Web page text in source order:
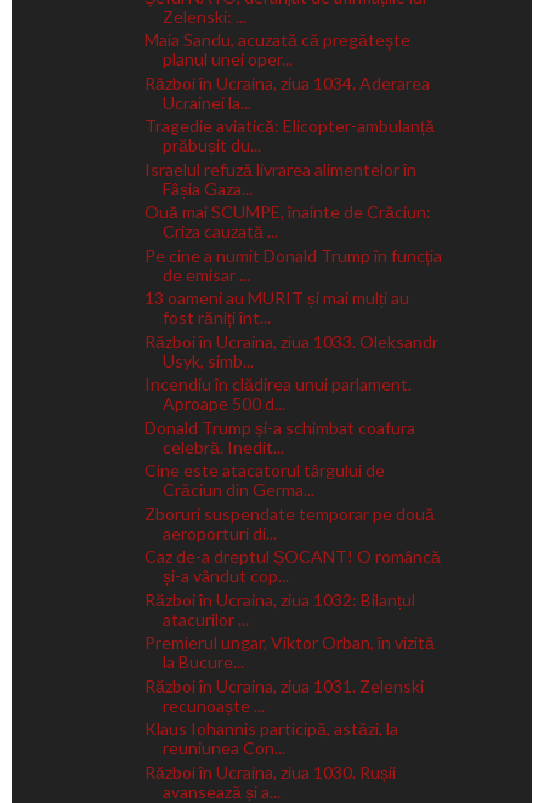
Zelenski: ...
Maia Sandu, acuzată că pregăteşte
planul unei oper...
Război în Ucraina, ziua 1034. Aderarea
Ucrainei la...
Tragedie aviatică: Elicopter-ambulanță
prăbușit du...
Israelul refuză livrarea alimentelor în
Fâșia Gaza...
Ouă mai SCUMPE, înainte de Crăciun:
Criza cauzată ...
Pe cine a numit Donald Trump în funcția
de emisar ...
13 oameni au MURIT și mai mulți au
fost răniți înt...
Război în Ucraina, ziua 1033. Oleksandr
Usyk, simb...
Incendiu în clădirea unui parlament.
Aproape 500 d...
Donald Trump și-a schimbat coafura
celebră. Inedit...
Cine este atacatorul târgului de
Crăciun din Germa...
Zboruri suspendate temporar pe două
aeroporturi di...
Caz de-a dreptul ȘOCANT! O româncă
și-a vândut cop...
Război în Ucraina, ziua 1032: Bilanțul
atacurilor ...
Premierul ungar, Viktor Orban, în vizită
la Bucure...
Război în Ucraina, ziua 1031. Zelenski
recunoaște ...
Klaus Iohannis participă, astăzi, la
reuniunea Con...
Război în Ucraina, ziua 1030. Rușii
avansează și a...